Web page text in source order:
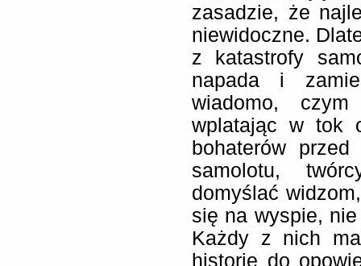
zasadzie, że
niewidoczne.
z katastrofy
napada i
wiadomo,
wplatając w tok
bohaterów
samolotu,
domyślać
się na wyspie,
Każdy z nich
historię do